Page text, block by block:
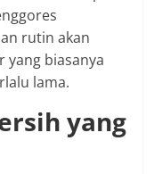
rutin akan
yang biasanya
lama.
yang